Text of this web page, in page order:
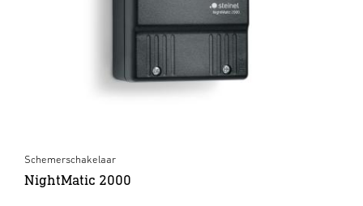
Schemerschakelaar
NightMatic 2000